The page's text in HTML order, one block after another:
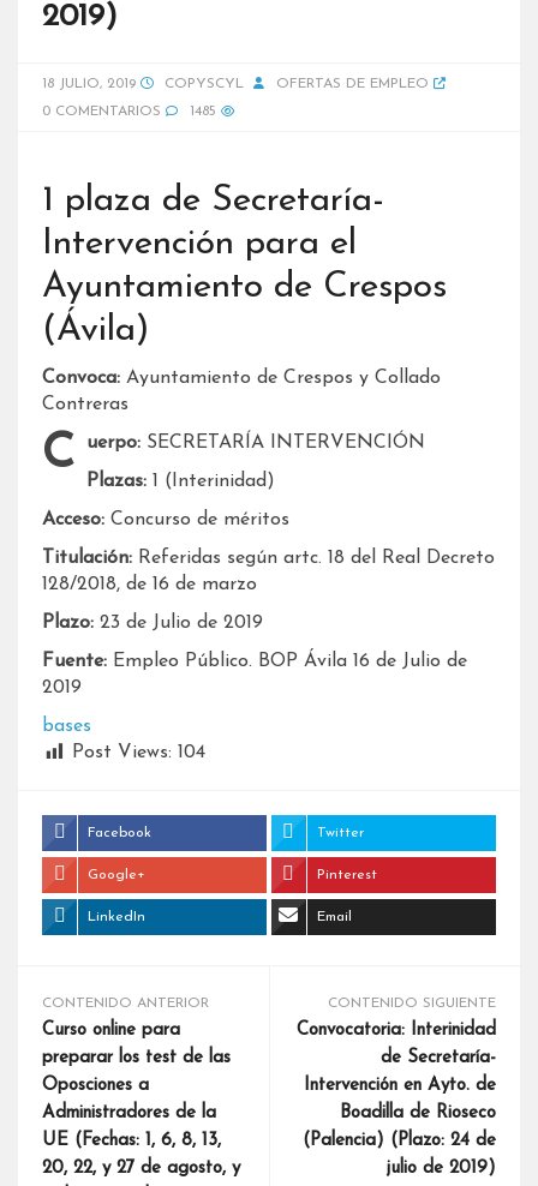
2019)
18 JULIO, 2019 COPYSCYL
OFERTAS DE EMPLEO
0 COMENTARIOS
1485
1 plaza de Secretaría-
Intervención para el
Ayuntamiento de Crespos
(Ávila)
Convoca: Ayuntamiento de Crespos y Collado
Contreras
Cuerpo: SECRETARÍA INTERVENCIÓN
Plazas: 1 (Interinidad)
Acceso: Concurso de méritos
Titulación: Referidas según artc. 18 del Real Decreto
128/2018, de 16 de marzo
Plazo: 23 de Julio de 2019
Fuente: Empleo Público. BOP Ávila 16 de Julio de
2019
bases
Post Views: 104
Facebook Twitter
Google+ Pinterest
LinkedIn Email
CONTENIDO ANTERIOR
Curso online para
preparar los test de las
Oposciones a
Administradores de la
UE (Fechas: 1, 6, 8, 13,
20, 22, y 27 de agosto, y
CONTENIDO SIGUIENTE
Convocatoria: Interinidad
de Secretaría-
Intervención en Ayto. de
Boadilla de Rioseco
(Palencia) (Plazo: 24 de
julio de 2019)